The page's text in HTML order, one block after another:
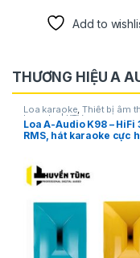
Add to
THƯƠNG HIỆU A
Loa karaoke,Thiết bị âm
karaoke | KTV
Loa A-Audio K98 – HiFi
RMS, hát karaoke cực